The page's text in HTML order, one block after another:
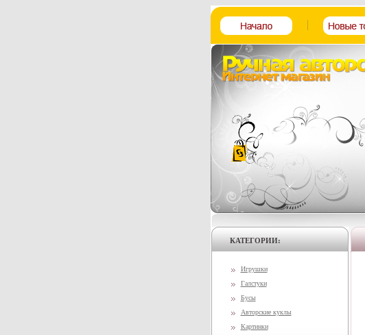
КАТЕГОРИИ:
Игрушки
Галстуки
Бусы
Авторские куклы
Картинки